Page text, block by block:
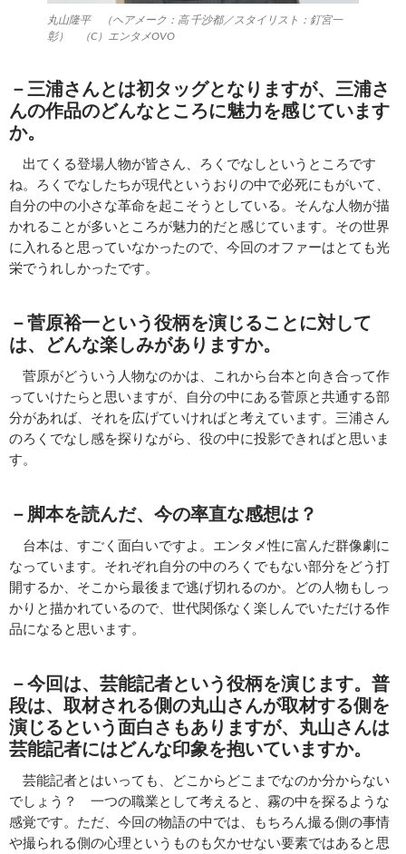
丸山隆平 （ヘアメーク：高 千沙都／スタイリスト：釘宮一
彰） （C）エンタメOVO
－三浦さんとは初タッグとなりますが、三浦さ
んの作品のどんなところに魅力を感じています
か。
出てくる登場人物が皆さん、ろくでなしというところです
ね。ろくでなしたちが現代というおりの中で必死にもがいて、
自分の中の小さな革命を起こそうとしている。そんな人物が描
かれることが多いところが魅力的だと感じています。その世界
に入れると思っていなかったので、今回のオファーはとても光
栄でうれしかったです。
－菅原裕一という役柄を演じることに対して
は、どんな楽しみがありますか。
菅原がどういう人物なのかは、これから台本と向き合って作
っていけたらと思いますが、自分の中にある菅原と共通する部
分があれば、それを広げていければと考えています。三浦さん
のろくでなし感を探りながら、役の中に投影できればと思いま
す。
－脚本を読んだ、今の率直な感想は？
台本は、すごく面白いですよ。エンタメ性に富んだ群像劇に
なっています。それぞれ自分の中のろくでもない部分をどう打
開するか、そこから最後まで逃げ切れるのか。どの人物もしっ
かりと描かれているので、世代関係なく楽しんでいただける作
品になると思います。
－今回は、芸能記者という役柄を演じます。普
段は、取材される側の丸山さんが取材する側を
演じるという面白さもありますが、丸山さんは
芸能記者にはどんな印象を抱いていますか。
芸能記者とはいっても、どこからどこまでなのか分からない
でしょう？ 一つの職業として考えると、霧の中を探るような
感覚です。ただ、今回の物語の中では、もちろん撮る側の事情
や撮られる側の心理というものも欠かせない要素ではあると思